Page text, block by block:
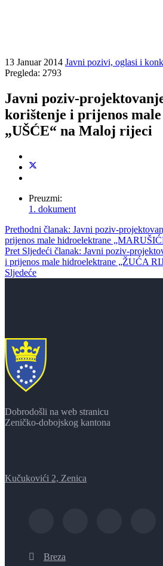
13 Januar 2014 Javni pozivi, oglasi i
Pregleda: 2793
Javni poziv-
korištenje i prijenos
„UŠĆE“ na Maloj rijeci
Preuzmi:
1. dokument
Prethodni članak: Javni poziv-
prijenos male hidroelektrane
Pret Sljedeći članak: Javni poziv-
i prijenos male hidroelektrane „ŽUĆA
Sljedeće
Dobrodošli na web stranicu
Zeničko-dobojskog kantona
Kučukovići 2, Zenica
Breza